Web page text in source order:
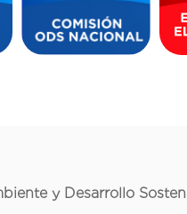
y Desarrollo